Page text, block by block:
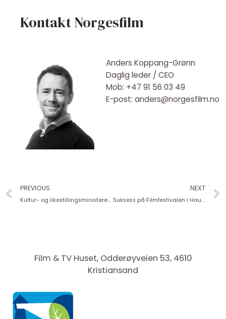
Kontakt Norgesfilm
Anders Koppang-Grønn
Daglig leder / CEO
Mob: +47 91 56 03 49
E-post: anders@norgesfilm.no
Prev
PREVIOUS
Kultur- og likestillingsministeren på Bibliotekmøtet 2024
NEXT
Suksess på Filmfestivalen i Haugesund
Film & TV Huset, Odderøyveien 53, 4610
Kristiansand